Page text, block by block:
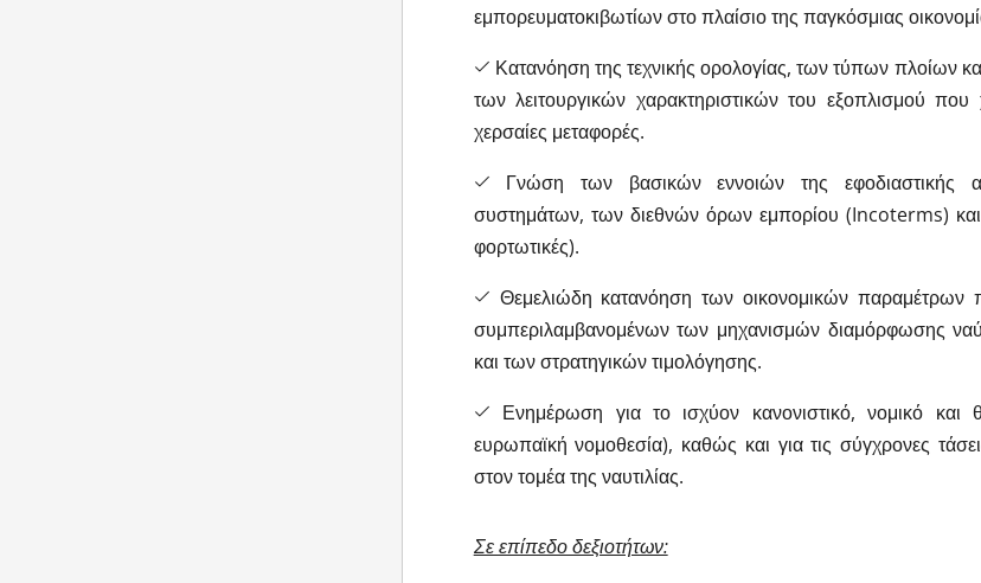
εμπορευματοκιβωτίων στο πλαίσιο της παγκόσμιας
Κατανόηση της τεχνικής ορολογίας, των τύπων πλοίων
των λειτουργικών χαρακτηριστικών του εξοπλισμού που
χερσαίες μεταφορές.
Γνώση των βασικών εννοιών της εφοδιαστικής
συστημάτων, των διεθνών όρων εμπορίου (Incoterms)
φορτωτικές).
Θεμελιώδη κατανόηση των οικονομικών παραμέτρων
συμπεριλαμβανομένων των μηχανισμών διαμόρφωσης
και των στρατηγικών τιμολόγησης.
Ενημέρωση για το ισχύον κανονιστικό, νομικό και
ευρωπαϊκή νομοθεσία), καθώς και για τις σύγχρονες
στον τομέα της ναυτιλίας.
Σε επίπεδο δεξιοτήτων: